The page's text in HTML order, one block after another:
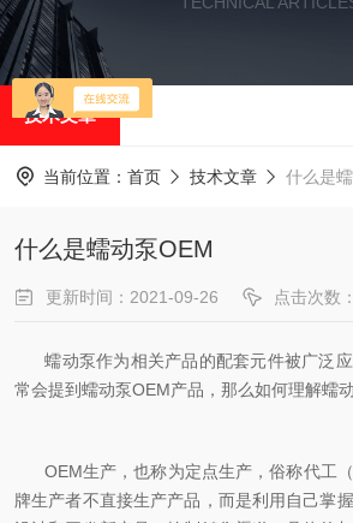
技术文章
当前位置： 首页 技术文章 什么是
什么是蠕动泵OEM
更新时间：2021-09-26 点击次数
蠕动泵作为相关产品的配套元件被广泛应
常会提到蠕动泵OEM产品，那么如何理解蠕
OEM生产，也称为定点生产，俗称代工
牌生产者不直接生产产品，而是利用自己掌